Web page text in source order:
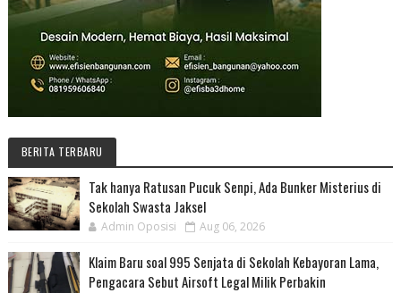
BERITA TERBARU
Tak hanya Ratusan Pucuk Senpi, Ada Bunker Misterius di
Sekolah Swasta Jaksel
Admin Oposisi Aug 06, 2026
Klaim Baru soal 995 Senjata di Sekolah Kebayoran Lama,
Pengacara Sebut Airsoft Legal Milik Perbakin